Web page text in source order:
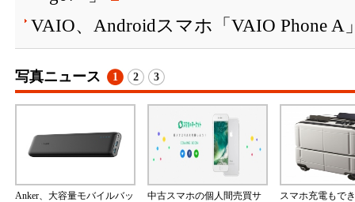
VAIO、Androidスマホ「VAIO Phone A
写真ニュース 1 2 3
Anker、大容量モバイルバッ
中古スマホの個人間売買サ
スマホ充電もで